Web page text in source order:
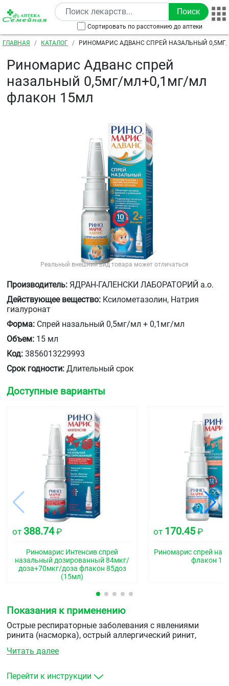
Перейти к основному содержанию
Сортировать по расстоянию до аптеки
Строка навигации
ГЛАВНАЯ КАТАЛОГ
РИНОМАРИС АДВАНС СПРЕЙ НАЗАЛЬНЫЙ
Риномарис Адванс спрей
назальный 0,5мг/мл+0,1мг/мл
флакон 15мл
Реальный внешний вид товара может отличаться
Производитель: ЯДРАН-ГАЛЕНСКИ ЛАБОРАТОРИЙ а.о.
Действующее вещество: Ксилометазолин, Натрия
гиалуронат
Форма: Спрей назальный 0,5мг/мл + 0,1мг/мл
Объем: 15 мл
Код: 3856013229993
Срок годности: Длительный срок
Доступные варианты
от 388.74₽
Риномарис Интенсив спрей
назальный дозированный 84мкг/
доза+70мкг/доза флакон 85доз
(15мл)
от 170.45₽
Риномарис спрей
флакон
Показания к применению
Острые респираторные заболевания с явлениями
ринита (насморка), острый аллергический ринит,
комбинированной терапии для уменьшения отёка
к диагностическим манипуляциям в носовых ходах.
Читать далее
Перейти к инструкции